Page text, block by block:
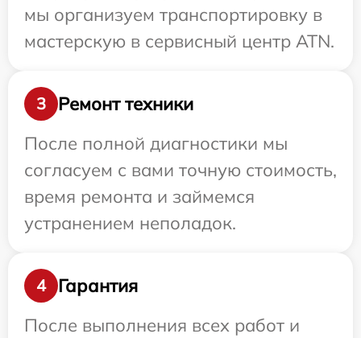
мы организуем транспортировку в
мастерскую в сервисный центр ATN.
3
Ремонт техники
После полной диагностики мы
согласуем с вами точную стоимость,
время ремонта и займемся
устранением неполадок.
4
Гарантия
После выполнения всех работ и